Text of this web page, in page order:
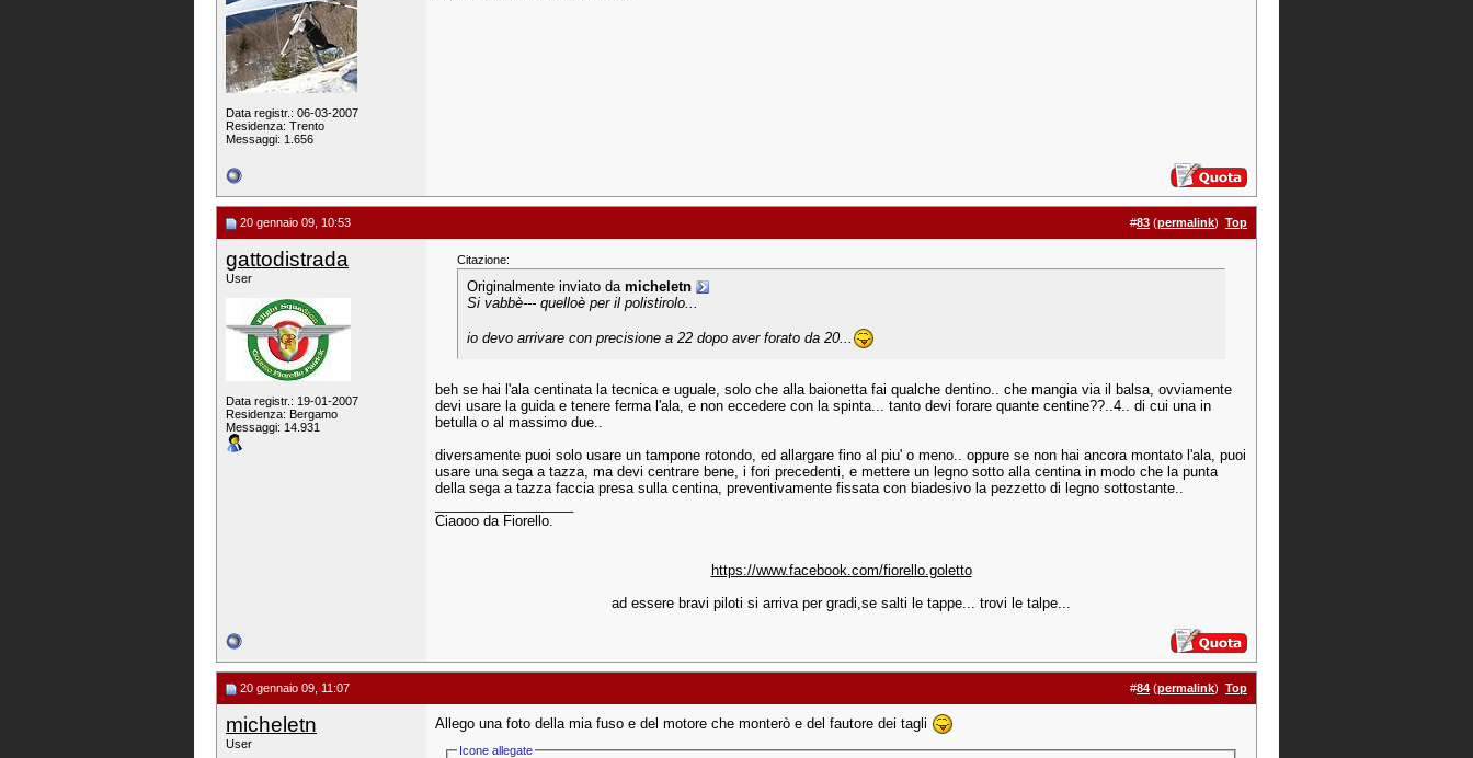
Data registr.: 06-03-2007
Residenza: Trento
Messaggi: 1.656
20 gennaio 09, 10:53 #83 (permalink) Top
gattodistrada
User
Data registr.: 19-01-2007
Residenza: Bergamo
Messaggi: 14.931
Citazione:
Originalmente inviato da micheletn
Si vabbè--- quelloè per il polistirolo...
io devo arrivare con precisione a 22 dopo aver forato da 20...
beh se hai l'ala centinata la tecnica e uguale, solo che alla baionetta fai qualche dentino.. che mangia via il balsa, ovviamente
devi usare la guida e tenere ferma l'ala, e non eccedere con la spinta... tanto devi forare quante centine??..4.. di cui una in
betulla o al massimo due..
diversamente puoi solo usare un tampone rotondo, ed allargare fino al piu' o meno.. oppure se non hai ancora montato l'ala, puoi
usare una sega a tazza, ma devi centrare bene, i fori precedenti, e mettere un legno sotto alla centina in modo che la punta
della sega a tazza faccia presa sulla centina, preventivamente fissata con biadesivo la pezzetto di legno sottostante..
Ciaooo da Fiorello.
https://www.facebook.com/fiorello.goletto
ad essere bravi piloti si arriva per gradi,se salti le tappe... trovi le talpe...
20 gennaio 09, 11:07 #84 (permalink) Top
micheletn
User
Allego una foto della mia fuso e del motore che monterò e del fautore dei tagli
Icone allegate